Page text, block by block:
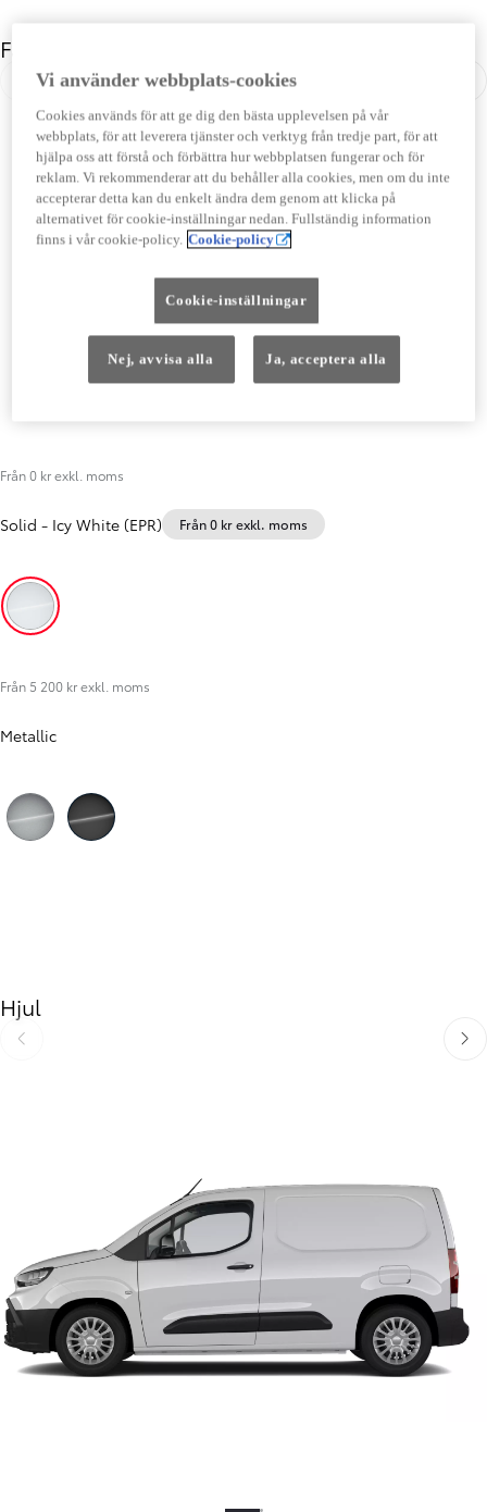
Färg
Föregående
Från 0 kr exkl. moms
Solid - Icy White (EPR) Från 0 kr exkl. moms
Icy White (EPR)
Från 5 200 kr exkl. moms
Metallic
Hjul
Föregående
Vi använder webbplats-cookies
Cookies används för att ge dig den bästa upplevelsen på vår
webbplats, för att leverera tjänster och verktyg från tredje part, för att
hjälpa oss att förstå och förbättra hur webbplatsen fungerar och för
reklam. Vi rekommenderar att du behåller alla cookies, men om du inte
accepterar detta kan du enkelt ändra dem genom att klicka på
alternativet för cookie-inställningar nedan. Fullständig information
finns i vår cookie-policy. Cookie-policy
Cookie-inställningar
Nej, avvisa alla Ja, acceptera alla